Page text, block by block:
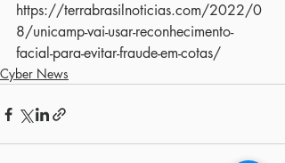
https://terrabrasilnoticias.com/2022/0
8/unicamp-vai-usar-reconhecimento-
facial-para-evitar-fraude-em-cotas/
Cyber News